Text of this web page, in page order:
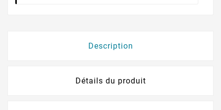
Description
Détails du produit